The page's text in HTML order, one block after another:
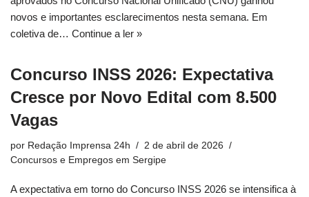
novos e importantes esclarecimentos nesta semana. Em
coletiva de… Continue a ler »
Concurso INSS 2026: Expectativa
Cresce por Novo Edital com 8.500
Vagas
por Redação Imprensa 24h
2 de abril de 2026
Concursos e Empregos em Sergipe
A expectativa em torno do Concurso INSS 2026 se intensifica à